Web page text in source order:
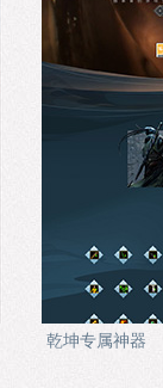
乾坤专属神器